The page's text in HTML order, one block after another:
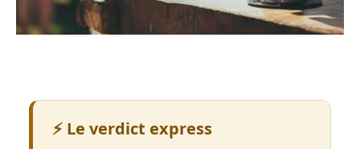
⚡ Le verdict express